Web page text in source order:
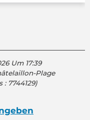
Um 17:39
Plage
: 7744129)